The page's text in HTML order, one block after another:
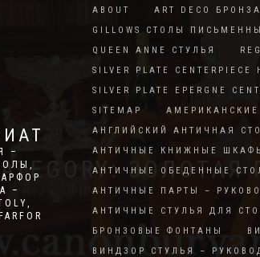
–
–
ABOUT ART DECO
GILLOWS СТОЛЫ
QUEEN ANNE СТУЛЬЯ
SILVER PLATE
SILVER PLATE EPERGNE
SITEMAP
АНГЛИЙСКИЙ АНТИЧНАЯ
АНТИЧНЫЕ КНИЖНЫЕ
АНТИЧНЫЕ ОБЕДЕННЫЕ
АНТИЧНЫЕ ПАРТЫ –
АНТИЧНЫЕ СТУЛЬЯ ДЛЯ
БРОНЗОВЫЕ ФОНТАНЫ
ВИНДЗОР СТУЛЬЯ –